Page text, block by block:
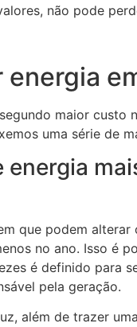
não pode
maior custo
uma série de
que podem
no ano. Isso é
é definido para
pela geração.
além de trazer